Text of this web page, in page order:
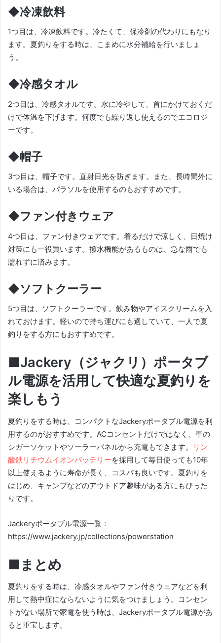
◆冷凍飲料
1つ目は、冷凍飲料です。冷たくて、保冷剤の代わりにもなり
ます。夏釣りをする時は、こまめに水分補給を行いましょ
う。
◆冷感タオル
2つ目は、冷感タオルです。水に冷やして、首にかけておくだ
けで体温を下げます。何度でも繰り返し使えるのでエコロジ
ーです。
◆帽子
3つ目は、帽子です。直射日光を防ぎます。また、長時間外に
いる場合は、パラソルを使用するのもおすすめです。
◆ファン付きウェア
4つ目は、ファン付きウェアです。着るだけで涼しく、日焼け
対策にも一役買います。撥水機能があるものは、急な雨でも
濡れずに済みます。
◆ソフトクーラー
5つ目は、ソフトクーラーです。飲み物やアイスクリームを入
れておけます。軽いので持ち運びにも適していて、一人で夏
釣りをする方にもおすすめです。
■Jackery（ジャクリ）ポータブ
ル電源を活用して快適な夏釣りを
楽しもう
夏釣りをする時は、コンパクトなJackeryポータブル電源を利
用するのがおすすめです。ACコンセントだけではなく、車の
シガーソケットやソーラーパネルから充電もできます。
リン
酸鉄リチウムイオンバッテリーを採用して毎日使っても10年
以上使えるように寿命が長く、コスパも良いです。夏釣りを
はじめ、キャンプなどのアウトドア趣味がある方にもぴった
りです。
Jackeryポータブル電源一覧：
https://www.jackery.jp/collections/powerstation
■まとめ
夏釣りをする時は、冷感タオルやファン付きウェアなどを利
用して熱中症にならないように気をつけましょう。コンセン
トがない場所で家電を使う時は、Jackeryポータブル電源があ
ると重宝します。